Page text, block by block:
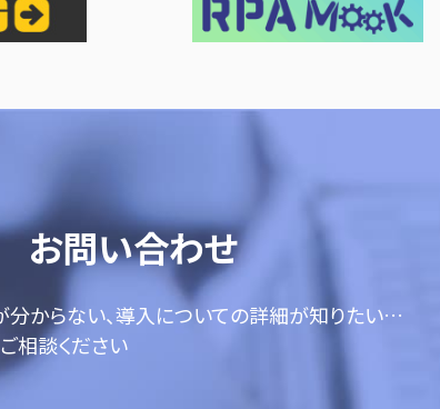
お問い合わせ
分からない、導入についての詳細が知りたい…
相談ください